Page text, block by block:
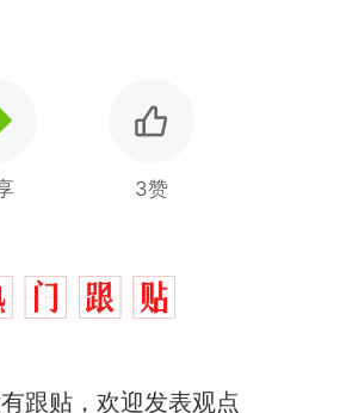
3赞
跟贴，欢迎发表观点